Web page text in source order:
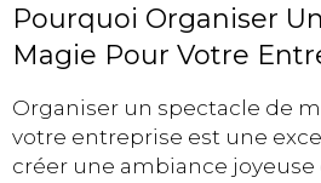
Pourquoi Organiser
Magie Pour Votre
Organiser un spectacle de
votre entreprise est une
créer une ambiance